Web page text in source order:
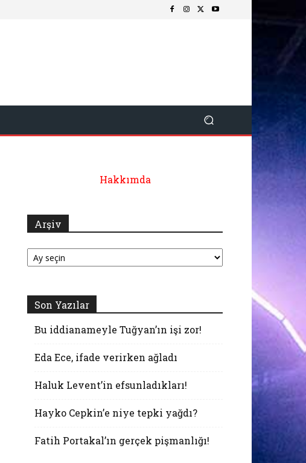
Hakkımda
Arşiv
Arşiv
Son Yazılar
Bu iddianameyle Tuğyan’ın işi zor!
Eda Ece, ifade verirken ağladı
Haluk Levent’in efsunladıkları!
Hayko Cepkin’e niye tepki yağdı?
Fatih Portakal’ın gerçek pişmanlığı!